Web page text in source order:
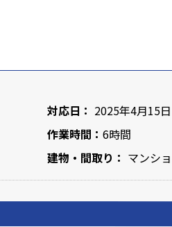
対応日： 2025年4月15日
作業時間： 6時間
建物・間取り： マンシ